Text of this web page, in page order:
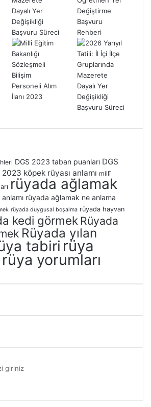
DGS 2023 taban puanları DGS
2023 köpek rüyası anlamı millî
rüyada ağlamak
rüyada ağlamak ne anlama
rüyada duygusal boşalma rüyada hayvan
kedi görmek Rüyada
Rüyada yılan
tabiri rüya
rüya yorumları